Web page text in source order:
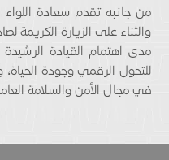
من جانبه تقدم سعادة
والثناء على الزيارة
مدى اهتمام القيادة الرشيدة
للتحول الرقمي وجودة
في مجال الأمن والسلامة